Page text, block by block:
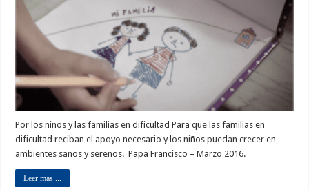
Por los niños y las familias en dificultad Para que las familias en
dificultad reciban el apoyo necesario y los niños puedan crecer en
ambientes sanos y serenos. Papa Francisco – Marzo 2016.
Leer mas ...